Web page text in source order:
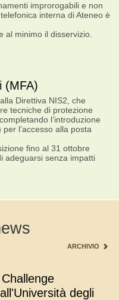
improrogabili e non
interna di Ateneo è
al minimo il disservizio.
(MFA)
Direttiva NIS2, che
tecniche di protezione
l’introduzione
l’accesso alla posta
fino al 31 ottobre
adeguarsi senza impatti
ARCHIVIO
degli